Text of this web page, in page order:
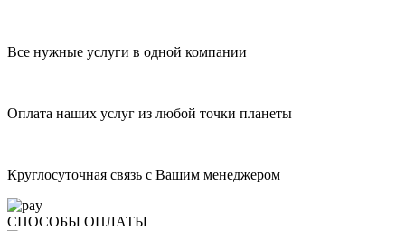
Все нужные услуги в одной компании
Оплата наших услуг из любой точки планеты
Круглосуточная связь с Вашим менеджером
СПОСОБЫ ОПЛАТЫ